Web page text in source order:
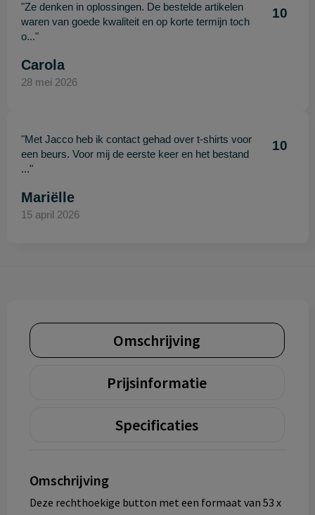
"Ze denken in oplossingen. De bestelde artikelen
waren van goede kwaliteit en op korte termijn toch
o..."
10
Carola
28 mei 2026
"Met Jacco heb ik contact gehad over t-shirts voor
een beurs. Voor mij de eerste keer en het bestand
..."
10
Mariëlle
15 april 2026
Omschrijving
Prijsinformatie
Specificaties
Omschrijving
Deze rechthoekige button met een formaat van 53 x